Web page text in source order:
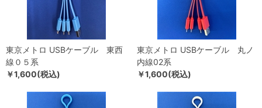
東京メトロ USBケーブル 東西
線０５系
￥1,600(税込)
東京メトロ USBケーブル 丸ノ
内線02系
￥1,600(税込)